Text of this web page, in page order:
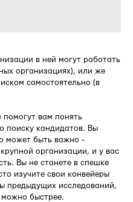
в ней могут работать
организациях), или же
самостоятельно (в
вам понять
поиску кандидатов. Вы
может быть важно -
организации, и у вас
Вы не станете в спешке
изучите свои конвейеры
предыдущих исследований,
быстрее.